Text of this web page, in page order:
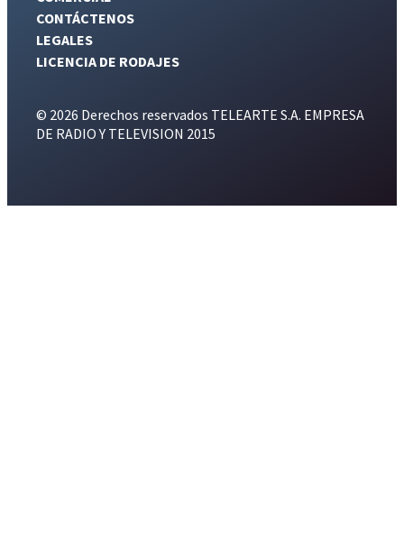
CONTÁCTENOS
LEGALES
LICENCIA DE RODAJES
© 2026 Derechos reservados TELEARTE S.A. EMPRESA
DE RADIO Y TELEVISION 2015